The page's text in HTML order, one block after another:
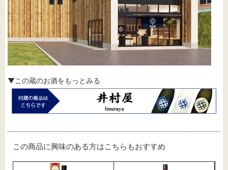
▼この蔵のお酒をもっとみる
この商品に興味のある方はこちらもおすすめ